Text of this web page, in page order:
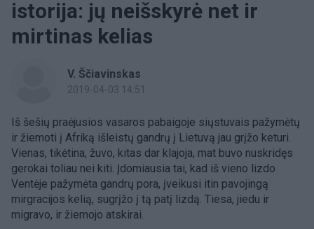
istorija: jų neišskyrė net ir
mirtinas kelias
V. Ščiavinskas
2019-04-03 14:51
Iš šešių praėjusios vasaros pabaigoje siųstuvais pažymėtų
ir žiemoti į Afriką išleistų gandrų į Lietuvą jau grįžo keturi.
Vienas, tikėtina, žuvo, kitas dar klajoja, mat buvo nuskridęs
gerokai toliau nei kiti. Įdomiausia tai, kad iš vieno lizdo
Ventėje pažymėta gandrų pora, įveikusi itin pavojingą
mirgracijos kelią, sugrįžo į tą patį lizdą. Tiesa, jiedu ir
migravo, ir žiemojo atskirai.